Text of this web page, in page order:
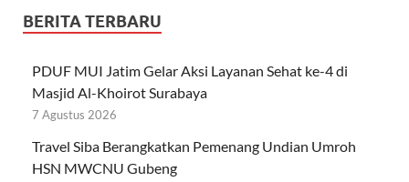
BERITA TERBARU
PDUF MUI Jatim Gelar Aksi Layanan Sehat ke-4 di
Masjid Al-Khoirot Surabaya
7 Agustus 2026
Travel Siba Berangkatkan Pemenang Undian Umroh
HSN MWCNU Gubeng